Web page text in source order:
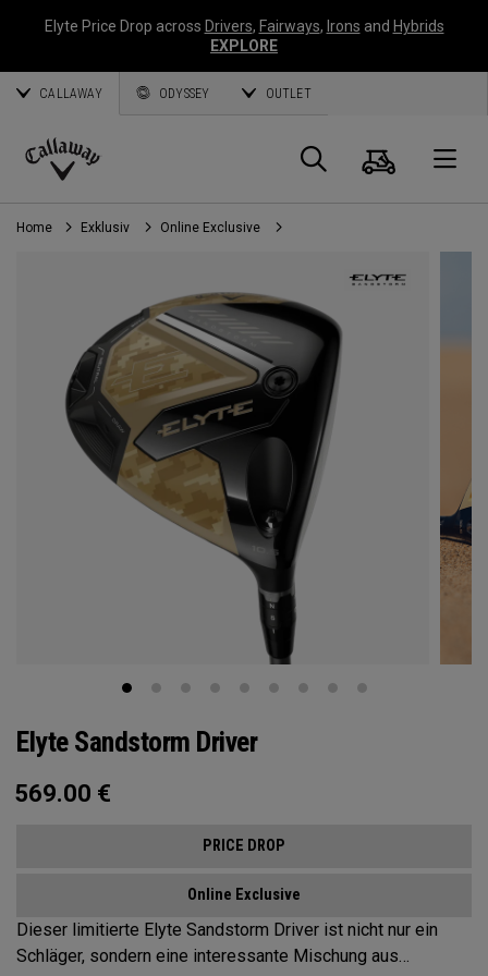
Elyte Price Drop across Drivers, Fairways, Irons and Hybrids
EXPLORE
CALLAWAY ODYSSEY OUTLET
Callaway
Golf
Suche
Home Exklusiv Online Exclusive
Elyte Sandstorm Driver
569.00 €
PRICE DROP
Online Exclusive
Dieser limitierte Elyte Sandstorm Driver ist nicht nur ein
Schläger, sondern eine interessante Mischung aus